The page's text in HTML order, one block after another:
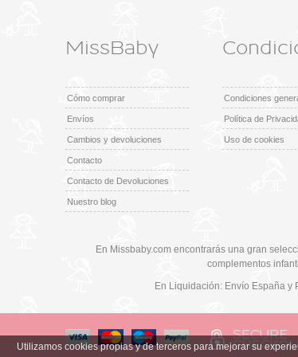
MissBaby
Cómo comprar
Envíos
Cambios y devoluciones
Contacto
Contacto de Devoluciones
Nuestro blog
Condiciones
Política de
Uso de cookies
En Missbaby.com encontrarás una gran
complementos
En Liquidación: Envío España y
Utilizamos cookies propias y de terceros para mejorar su